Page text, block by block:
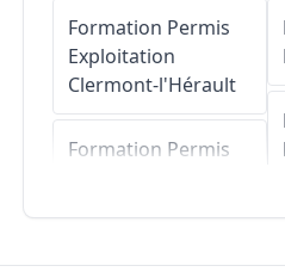
Formation Permis
Exploitation
Clermont-l'Hérault
Formation Permis